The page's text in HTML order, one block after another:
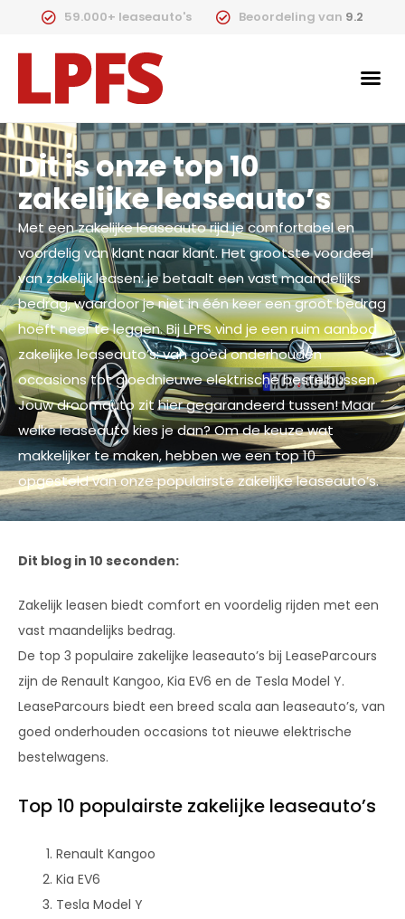
59.000+ leaseauto's Beoordeling van 9.2
Dit is onze top 10
zakelijke leaseauto’s
Met een zakelijke leaseauto rijd je comfortabel en
voordelig van klant naar klant. Het grootste voordeel
van zakelijk leasen: je betaalt een vast maandelijks
bedrag, waardoor je niet in één keer een groot bedrag
hoeft neer te leggen. Bij LPFS vind je een ruim aanbod
zakelijke leaseauto’s: van goed onderhouden
occasions tot gloednieuwe elektrische bestelbussen.
Jouw droomauto zit hier gegarandeerd tussen! Maar
welke leaseauto kies je dan? Om de keuze wat
makkelijker te maken, hebben we een top 10
opgesteld van onze populairste zakelijke leaseauto’s.
Dit blog in 10 seconden:
Zakelijk leasen biedt comfort en voordelig rijden met een
vast maandelijks bedrag.
De top 3 populaire zakelijke leaseauto’s bij LeaseParcours
zijn de Renault Kangoo, Kia EV6 en de Tesla Model Y.
LeaseParcours biedt een breed scala aan leaseauto’s, van
goed onderhouden occasions tot nieuwe elektrische
bestelwagens.
Top 10 populairste zakelijke leaseauto’s
Renault Kangoo
Kia EV6
Tesla Model Y